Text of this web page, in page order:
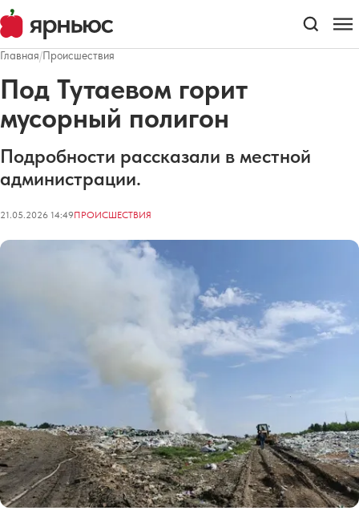
Главная/Происшествия
Под Тутаевом горит
мусорный полигон
Подробности рассказали в местной
администрации.
21.05.2026 14:49ПРОИСШЕСТВИЯ